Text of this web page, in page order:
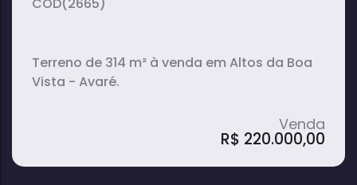
R$ 220.000,00
Terreno de 314 m² à venda em Altos da Boa
Vista - Avaré.